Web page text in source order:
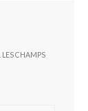
LES CHAMPS